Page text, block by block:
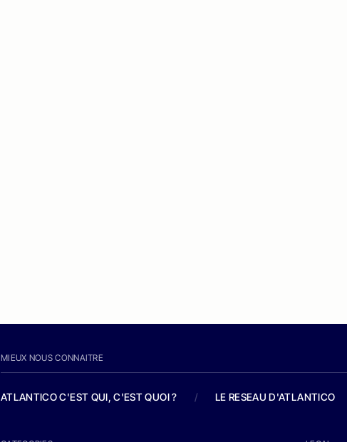
MIEUX NOUS CONNAITRE
ATLANTICO C'EST QUI, C'EST QUOI ? / LE RESEAU D'ATLANTICO